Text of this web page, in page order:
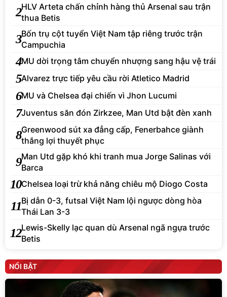
2HLV Arteta chấn chỉnh hàng thủ Arsenal sau trận
thua Betis
3Bốn trụ cột tuyển Việt Nam tập riêng trước trận
Campuchia
4MU dời trọng tâm chuyển nhượng sang hậu vệ trái
5Alvarez trực tiếp yêu cầu rời Atletico Madrid
6MU và Chelsea đại chiến vì Jhon Lucumi
7Juventus săn đón Zirkzee, Man Utd bật đèn xanh
8Greenwood sút xa đẳng cấp, Fenerbahce giành
thắng lợi thuyết phục
9Man Utd gặp khó khi tranh mua Jorge Salinas với
Barca
10Chelsea loại trừ khả năng chiêu mộ Diogo Costa
11Bị dẫn 0-3, futsal Việt Nam lội ngược dòng hòa
Thái Lan 3-3
12Lewis-Skelly lạc quan dù Arsenal ngã ngựa trước
Betis
NỔI BẬT